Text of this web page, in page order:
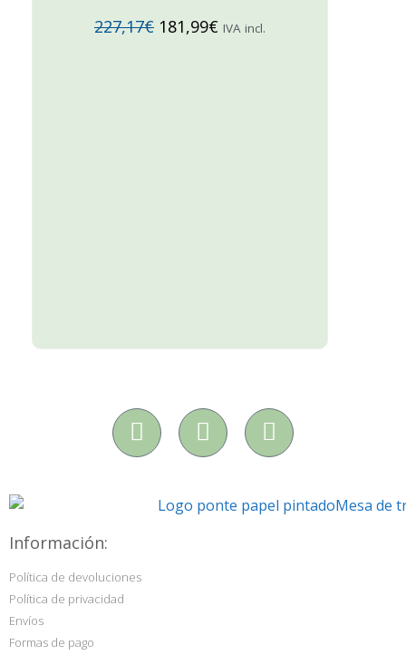
227,17€ 181,99€ IVA incl.
Información:
Política de devoluciones
Política de privacidad
Envíos
Formas de pago